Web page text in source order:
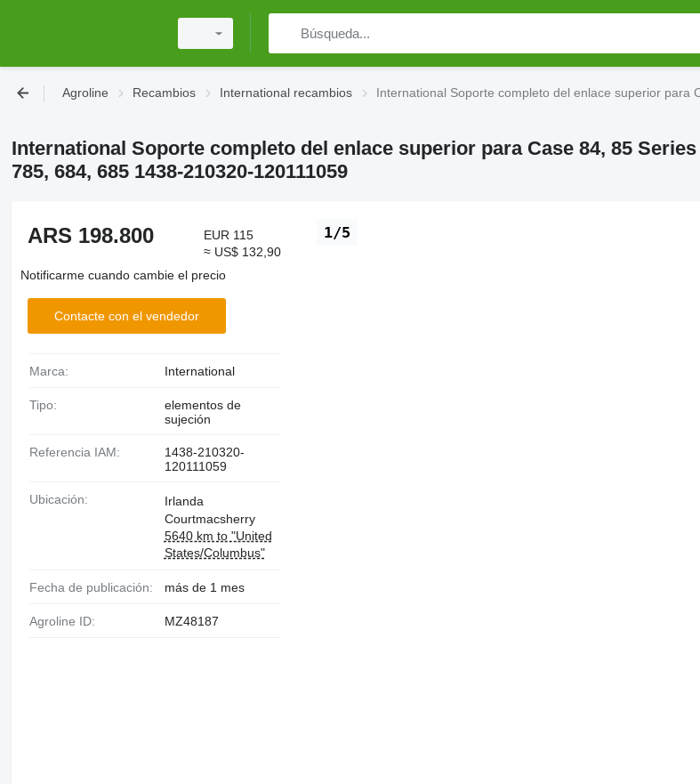
Agroline Recambios International recambios International Soporte completo del enlace superior para
International Soporte completo del enlace superior para Case 84, 85 Series
785, 684, 685 1438-210320-120111059
1/5
ARS 198.800
EUR 115
≈ US$ 132,90
Notificarme cuando cambie el precio
Contacte con el vendedor
Marca: International
Tipo:
elementos de
sujeción
Referencia IAM:
1438-210320-
120111059
Ubicación:
Irlanda
Courtmacsherry
5640 km to "United
States/Columbus"
Fecha de publicación: más de 1 mes
Agroline ID: MZ48187